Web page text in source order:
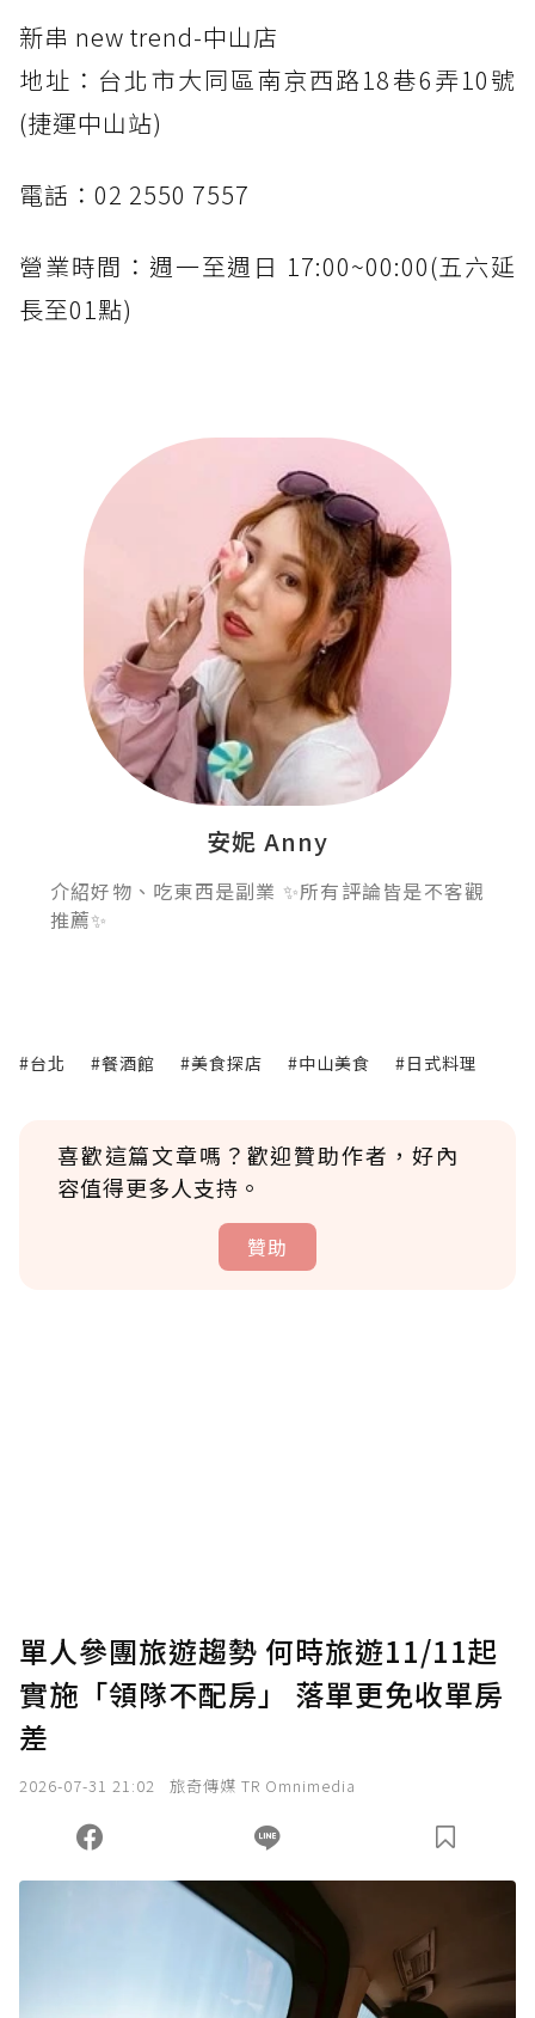
新串 new trend-中山店
地址：台北市大同區南京西路18巷6弄10號
(捷運中山站)
電話：02 2550 7557
營業時間：週一至週日 17:00~00:00(五六延
長至01點)
安妮 Anny
介紹好物、吃東西是副業 ✨所有評論皆是不客觀
推薦✨
#台北 #餐酒館 #美食探店 #中山美食 #日式料理
喜歡這篇文章嗎？歡迎贊助作者，好內
容值得更多人支持。
贊助
確認送出
您當前剩餘 U 利點數：0點；前往 購買點數
單人參團旅遊趨勢 何時旅遊11/11起
實施「領隊不配房」 落單更免收單房
差
2026-07-31 21:02 旅奇傳媒 TR Omnimedia